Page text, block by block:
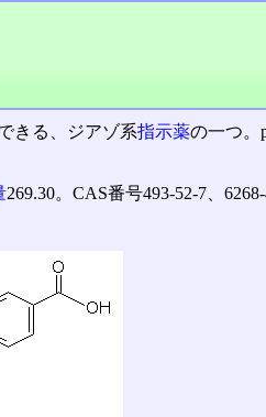
きる、ジアゾ系指示薬の一つ。
269.30。CAS番号493-52-7、